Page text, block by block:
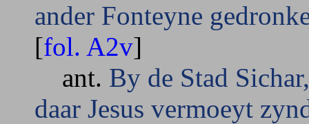
ander Fonteyne
[fol. A2v]
ant. By de Stad
daar Jesus vermoeyt